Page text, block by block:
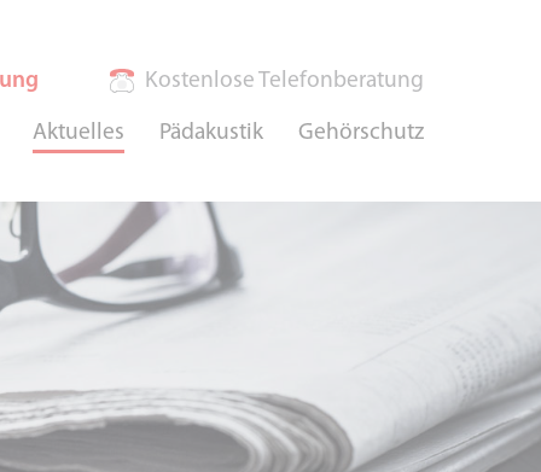
Kostenlose Telefonberatung
Aktuelles Pädakustik Gehörschutz